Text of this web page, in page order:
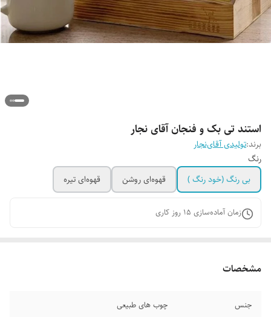
استند تی بک و فنجان آقای نجار
برند:تولیدی آقای‌نجار
رنگ
بی رنگ (خود رنگ )
قهوه‌ای روشن قهوه‌ای تیره
زمان آماده‌سازی 15 روز کاری
مشخصات
جنس چوب های طبیعی